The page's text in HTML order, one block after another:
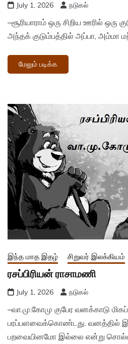
July 1, 2026 நடுகல்
–சூரியாராம் ஒரு சிறிய ஊரில் ஒரு
அந்தக் குடும்பத்தில் அப்பா, அம்மா
மேலும் படிக்க
இந்த மாத இதழ் சிறுவர் இலக்கியம்
ரசப்பிரியன் ராசாமணி
July 1, 2026 நடுகல்
–வா.மு.கோமு குபேர வனக்காடு
பரப்பளவைக்கொண்டது. வனத்தில்
பறவையினமோ இல்லை என்று